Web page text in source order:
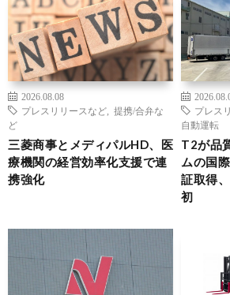
2026.08.08
プレスリリースなど
提携/合弁な
ど
三菱商事とメディパルHD、医
療機関の経営効率化支援で連
携強化
プレス
自動運転
T2が品
ムの国
証取得
初